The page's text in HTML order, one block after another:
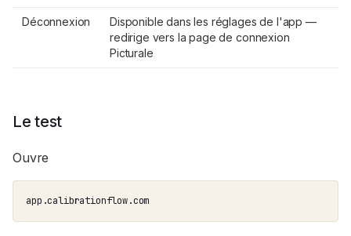
Déconnexion
Disponible dans les réglages de l'app —
redirige vers la page de connexion
Picturale
Le test
Ouvre
app.calibrationflow.com